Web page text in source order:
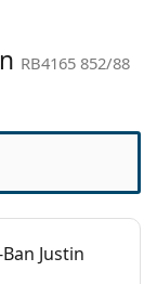
RB4165 852/88
Justin